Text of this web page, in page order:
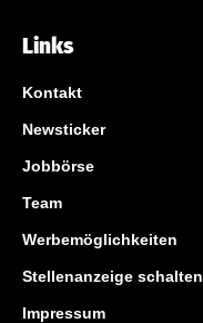
Links
Kontakt
Newsticker
Jobbörse
Team
Werbemöglichkeiten
Stellenanzeige schalten
Impressum